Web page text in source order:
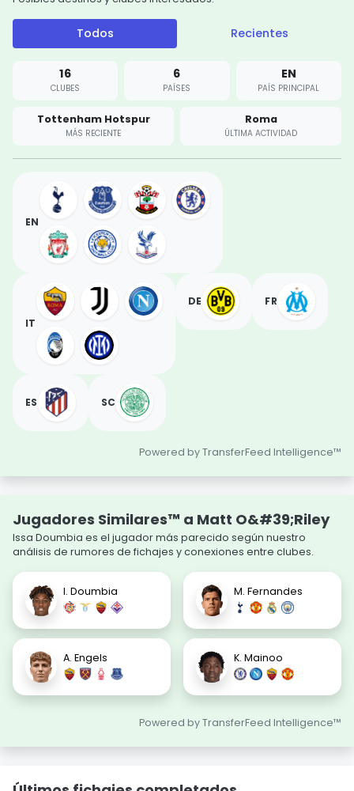
Todos Recientes
16
CLUBES
6
PAÍSES
EN
PAÍS PRINCIPAL
Tottenham Hotspur
MÁS RECIENTE
Roma
ÚLTIMA ACTIVIDAD
EN
IT
DE FR
ES SC
Powered by TransferFeed Intelligence™
Jugadores Similares™ a Matt O&#39;Riley
Issa Doumbia es el jugador más parecido según nuestro
análisis de rumores de fichajes y conexiones entre clubes.
I. Doumbia M. Fernandes
A. Engels K. Mainoo
Powered by TransferFeed Intelligence™